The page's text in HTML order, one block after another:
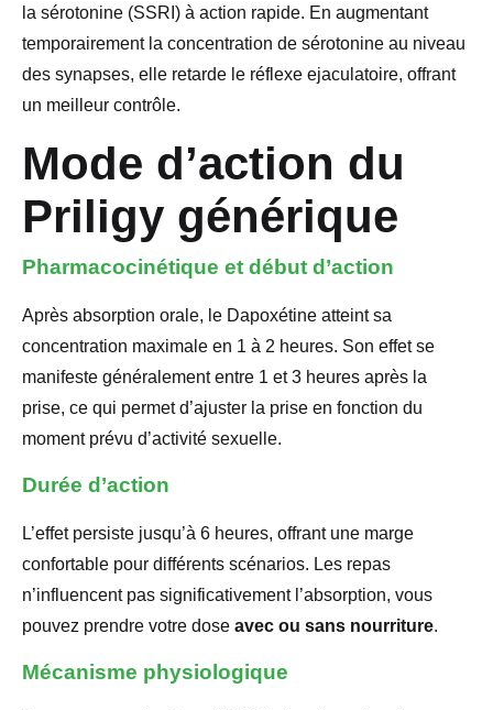
la sérotonine (SSRI) à action rapide. En augmentant
temporairement la concentration de sérotonine au niveau
des synapses, elle retarde le réflexe ejaculatoire, offrant
un meilleur contrôle.
Mode d’action du
Priligy générique
Pharmacocinétique et début d’action
Après absorption orale, le Dapoxétine atteint sa
concentration maximale en 1 à 2 heures. Son effet se
manifeste généralement entre 1 et 3 heures après la
prise, ce qui permet d’ajuster la prise en fonction du
moment prévu d’activité sexuelle.
Durée d’action
L’effet persiste jusqu’à 6 heures, offrant une marge
confortable pour différents scénarios. Les repas
n’influencent pas significativement l’absorption, vous
pouvez prendre votre dose avec ou sans nourriture.
Mécanisme physiologique